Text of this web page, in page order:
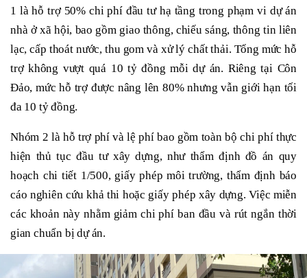
1 là hỗ trợ 50% chi phí đầu tư hạ tầng trong phạm vi dự án
nhà ở xã hội, bao gồm giao thông, chiếu sáng, thông tin liên
lạc, cấp thoát nước, thu gom và xử lý chất thải. Tổng mức hỗ
trợ không vượt quá 10 tỷ đồng mỗi dự án. Riêng tại Côn
Đảo, mức hỗ trợ được nâng lên 80% nhưng vẫn giới hạn tối
đa 10 tỷ đồng.
Nhóm 2 là hỗ trợ phí và lệ phí bao gồm toàn bộ chi phí thực
hiện thủ tục đầu tư xây dựng, như thẩm định đồ án quy
hoạch chi tiết 1/500, giấy phép môi trường, thẩm định báo
cáo nghiên cứu khả thi hoặc giấy phép xây dựng. Việc miễn
các khoản này nhằm giảm chi phí ban đầu và rút ngắn thời
gian chuẩn bị dự án.